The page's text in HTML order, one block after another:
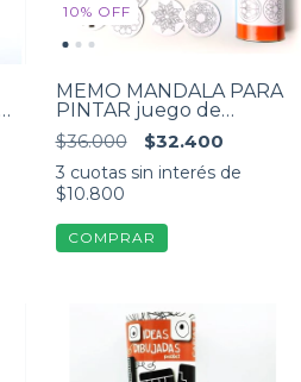
10% OFF
MEMO MANDALA PARA
PINTAR juego de
memoria
$36.000 $32.400
3 cuotas sin interés de
$10.800